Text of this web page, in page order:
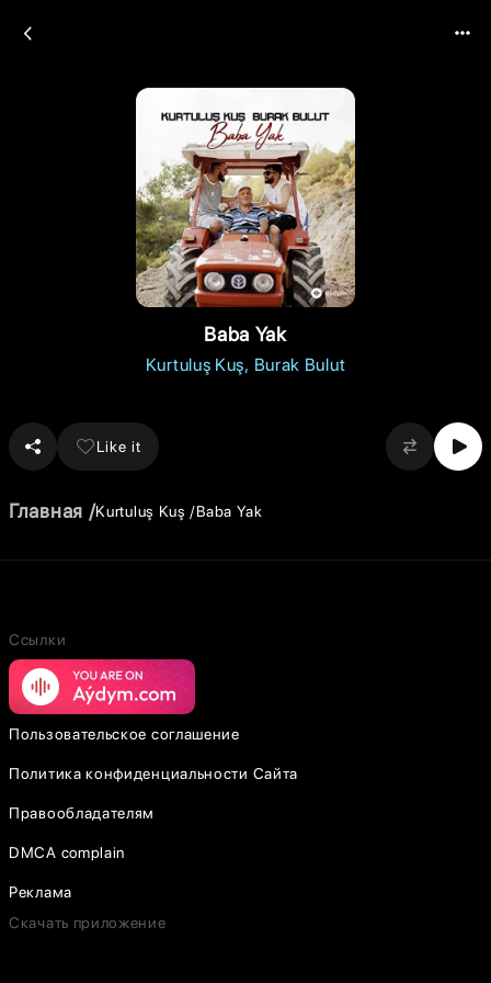
Baba Yak
Kurtuluş Kuş Burak Bulut
Like it
Главная Kurtuluş Kuş Baba Yak
Ссылки
Пользовательское соглашение
Политика конфиденциальности Сайта
Правообладателям
DMCA complain
Реклама
Скачать приложение